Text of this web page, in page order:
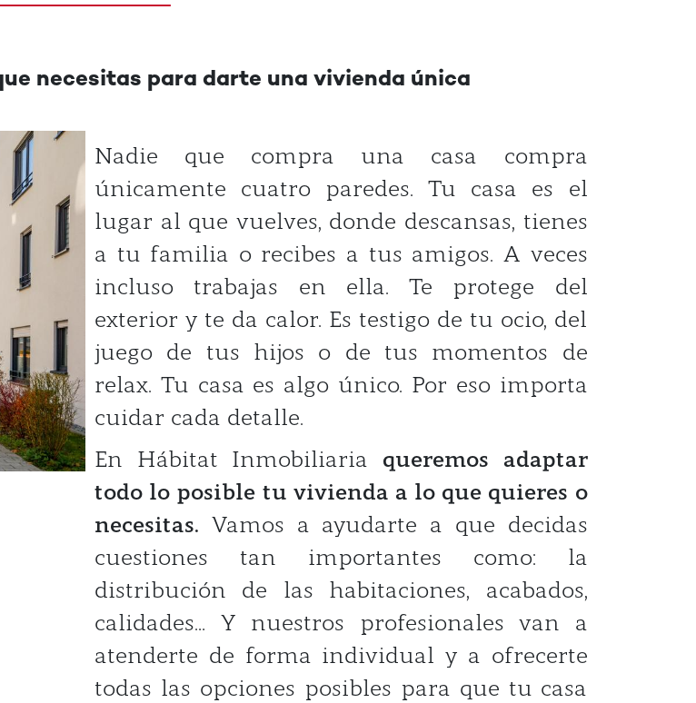
necesitas para darte una vivienda única
Nadie que compra una casa compra
únicamente cuatro paredes. Tu casa es el
lugar al que vuelves, donde descansas, tienes
a tu familia o recibes a tus amigos. A veces
incluso trabajas en ella. Te protege del
exterior y te da calor. Es testigo de tu ocio, del
juego de tus hijos o de tus momentos de
relax. Tu casa es algo único. Por eso importa
cuidar cada detalle.
En Hábitat Inmobiliaria queremos adaptar
todo lo posible tu vivienda a lo que quieres o
necesitas. Vamos a ayudarte a que decidas
cuestiones tan importantes como: la
distribución de las habitaciones, acabados,
calidades… Y nuestros profesionales van a
atenderte de forma individual y a ofrecerte
todas las opciones posibles para que tu casa